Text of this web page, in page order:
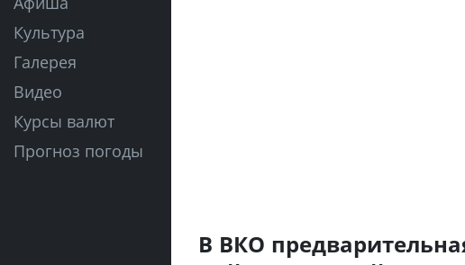
Культура
Галерея
Видео
Курсы валют
Прогноз погоды
В ВКО